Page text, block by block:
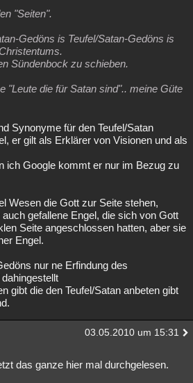
"Seiten".
Gedöns is Teufel/Satan-Gedöns is
Sündenbock zu schieben.
"Leute die für Satan sind".. meine Güte
Synonyme für den Teufel/Satan
er gilt als Erklärer von Visionen und als
ich Google kommt er nur im Bezug zu
Wesen die Gott zur Seite stehen,
gefallene Engel, die sich von Gott
Seite angeschlossen hatten, aber sie
Engel.
nur ne Erfindung des
gibt die den Teufel/Satan anbeten gibt
03.05.2010 um 15:31
das ganze hier mal durchgelesen.